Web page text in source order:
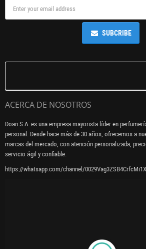
SUBCRIBE
ACERCA DE NOSOTROS
Doan S.A. es una empresa mayorista líder en
personal. Desde hace más de 30 años, ofrecemos a
marcas del mercado, con atención personalizada,
servicio ágil y confiable.
https://whatsapp.com/channel/